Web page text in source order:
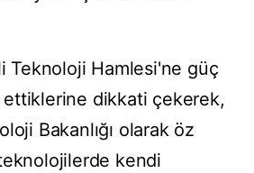
Teknoloji Hamlesi'ne güç
dikkati çekerek,
Bakanlığı olarak öz
kendi